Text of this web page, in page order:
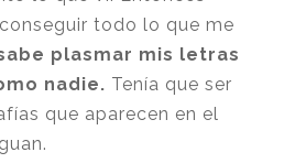
todo lo que me
plasmar mis letras
nadie. Tenía que ser
que aparecen en el